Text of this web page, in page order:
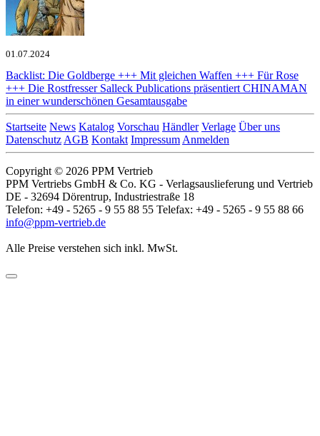
01.07.2024
Backlist: Die Goldberge +++ Mit gleichen Waffen +++ Für Rose
+++ Die RostfresserSalleck Publications präsentiert CHINAMAN
in einer wunderschönen Gesamtausgabe
Startseite News Katalog Vorschau Händler Verlage Über uns
Datenschutz AGB Kontakt Impressum Anmelden
Copyright © 2026 PPM Vertrieb
PPM Vertriebs GmbH & Co. KG - Verlagsauslieferung und Vertrieb
DE - 32694 Dörentrup, Industriestraße 18
Telefon: +49 - 5265 - 9 55 88 55 Telefax: +49 - 5265 - 9 55 88 66
info@ppm-vertrieb.de
Alle Preise verstehen sich inkl. MwSt.